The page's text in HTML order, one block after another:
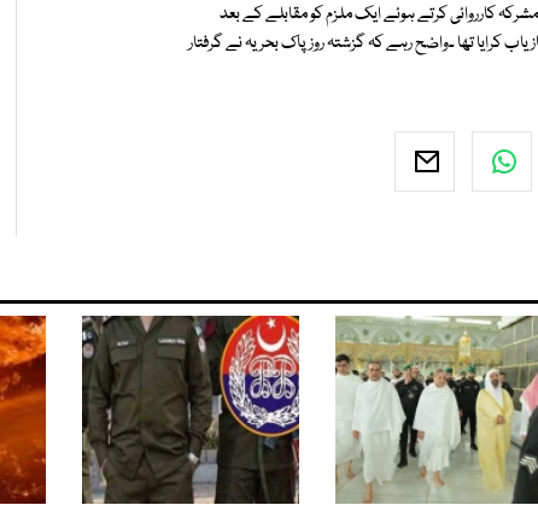
کارروائی کرتے ہوئے ایک ملزم کو مقابلے کے بعد
کرایا تھا ۔واضح رہے کہ گزشتہ روز پاک بحریہ نے گرفتار